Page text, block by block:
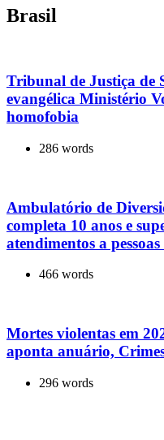
Brasil
Tribunal de Justiça de
evangélica Ministério
homofobia
286 words
Ambulatório de
completa 10 anos e
atendimentos a
466 words
Mortes violentas em
aponta anuário,
296 words